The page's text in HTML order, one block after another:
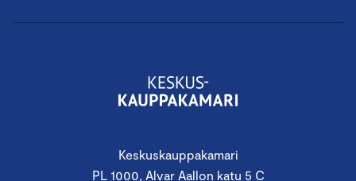
Keskuskauppakamari
PL 1000, Alvar Aallon katu 5 C